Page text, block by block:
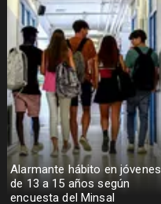
Alarmante hábito en jóvenes
de 13 a 15 años según
encuesta del Minsal